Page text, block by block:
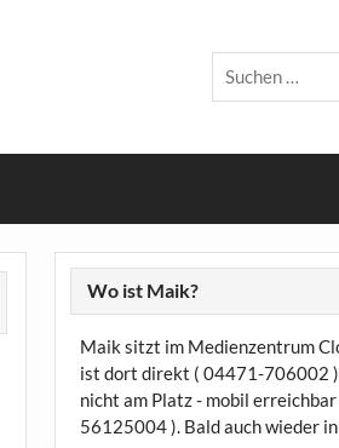
Wo ist Maik?
Maik sitzt im Medienzentrum
ist dort direkt ( 04471-706002
nicht am Platz - mobil
56125004 ). Bald auch wieder